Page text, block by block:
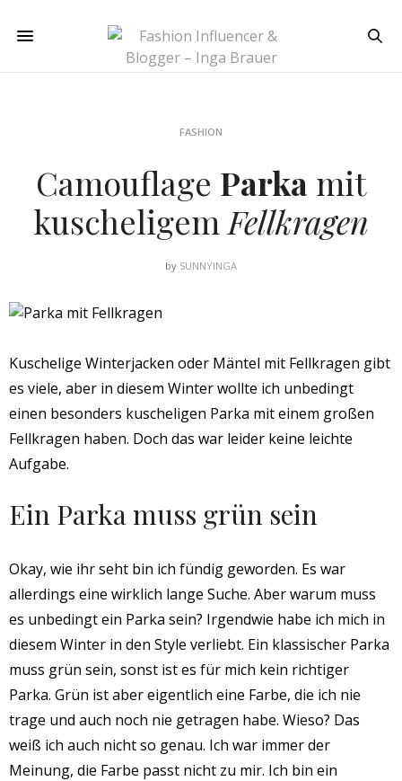
FASHION
Camouflage Parka mit
kuscheligem Fellkragen
by SUNNYINGA
Kuschelige Winterjacken oder Mäntel mit Fellkragen gibt
es viele, aber in diesem Winter wollte ich unbedingt
einen besonders kuscheligen Parka mit einem großen
Fellkragen haben. Doch das war leider keine leichte
Aufgabe.
Ein Parka muss grün sein
Okay, wie ihr seht bin ich fündig geworden. Es war
allerdings eine wirklich lange Suche. Aber warum muss
es unbedingt ein Parka sein? Irgendwie habe ich mich in
diesem Winter in den Style verliebt. Ein klassischer Parka
muss grün sein, sonst ist es für mich kein richtiger
Parka. Grün ist aber eigentlich eine Farbe, die ich nie
trage und auch noch nie getragen habe. Wieso? Das
weiß ich auch nicht so genau. Ich war immer der
Meinung, die Farbe passt nicht zu mir. Ich bin ein